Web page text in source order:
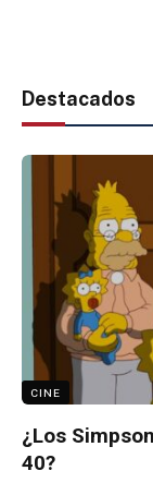
Destacados
CINE
¿Los
40?